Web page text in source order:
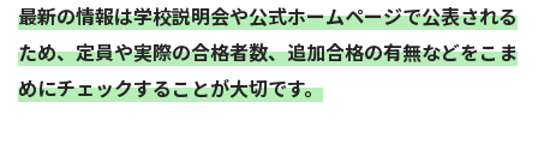
最新の情報は学校説明会や公式ホームページで公表される
ため、定員や実際の合格者数、追加合格の有無などをこま
めにチェックすることが大切です。